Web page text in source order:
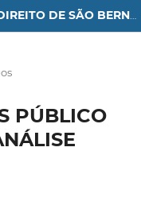
REVISTA DA FACULDADE DE DIREITO DE SÃO BERNARDO DO CAMPO
PÚBLICO